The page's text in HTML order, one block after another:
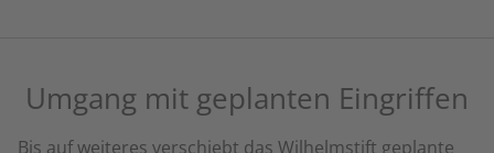
Umgang mit geplanten Eingriffen
Bis auf weiteres verschiebt das Wilhelmstift geplante